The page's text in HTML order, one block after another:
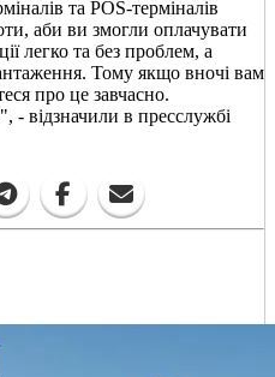
та POS-терміналів
аби ви змогли оплачувати
легко та без проблем, а
Тому якщо вночі вам
про це завчасно.
- відзначили в пресслужбі